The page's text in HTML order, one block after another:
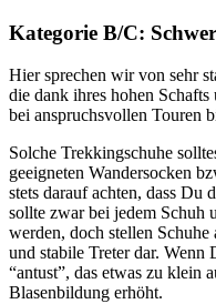
Kategorie B/C:
Hier sprechen wir von sehr
die dank ihres hohen
bei anspruchsvollen Touren
Solche Trekkingschuhe
geeigneten Wandersocken
stets darauf achten, dass Du
sollte zwar bei jedem Schuh
werden, doch stellen
und stabile Treter dar.
“antust”, das etwas zu klein
Blasenbildung erhöht.